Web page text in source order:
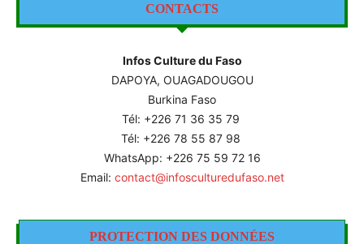
CONTACTS
Infos Culture du Faso
DAPOYA, OUAGADOUGOU
Burkina Faso
Tél: +226 71 36 35 79
Tél: +226 78 55 87 98
WhatsApp: +226 75 59 72 16
Email: contact@infosculturedufaso.net
PROTECTION DES DONNÉES